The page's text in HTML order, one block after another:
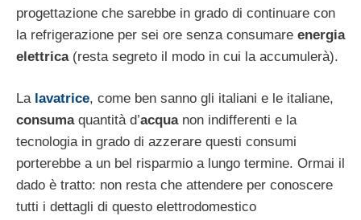
progettazione che sarebbe in grado di continuare con
la refrigerazione per sei ore senza consumare energia
elettrica(resta segreto il modo in cui la accumulerà).
La lavatrice, come ben sanno gli italiani e le italiane,
consumaquantità d’acquanon indifferenti e la
tecnologia in grado di azzerare questi consumi
porterebbe a un bel risparmio a lungo termine. Ormai il
dado è tratto: non resta che attendere per conoscere
tutti i dettagli di questo elettrodomestico